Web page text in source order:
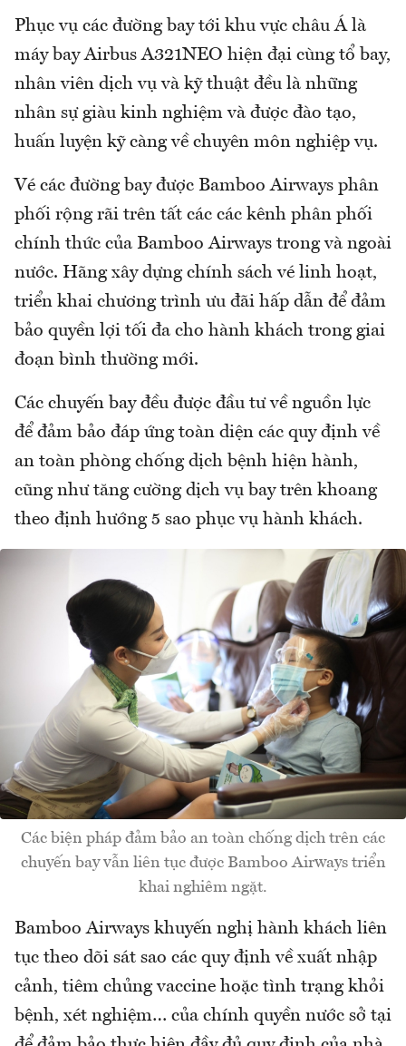
Phục vụ các đường bay tới khu vực châu Á là
máy bay Airbus A321NEO hiện đại cùng tổ bay,
nhân viên dịch vụ và kỹ thuật đều là những
nhân sự giàu kinh nghiệm và được đào tạo,
huấn luyện kỹ càng về chuyên môn nghiệp vụ.
Vé các đường bay được Bamboo Airways phân
phối rộng rãi trên tất các các kênh phân phối
chính thức của Bamboo Airways trong và ngoài
nước. Hãng xây dựng chính sách vé linh hoạt,
triển khai chương trình ưu đãi hấp dẫn để đảm
bảo quyền lợi tối đa cho hành khách trong giai
đoạn bình thường mới.
Các chuyến bay đều được đầu tư về nguồn lực
để đảm bảo đáp ứng toàn diện các quy định về
an toàn phòng chống dịch bệnh hiện hành,
cũng như tăng cường dịch vụ bay trên khoang
theo định hướng 5 sao phục vụ hành khách.
Các biện pháp đảm bảo an toàn chống dịch trên các
chuyến bay vẫn liên tục được Bamboo Airways triển
khai nghiêm ngặt.
Bamboo Airways khuyến nghị hành khách liên
tục theo dõi sát sao các quy định về xuất nhập
cảnh, tiêm chủng vaccine hoặc tình trạng khỏi
bệnh, xét nghiệm… của chính quyền nước sở tại